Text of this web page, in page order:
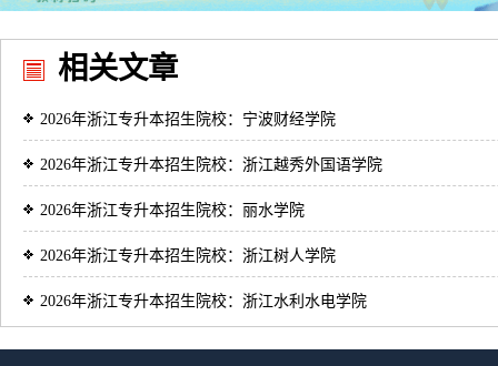
相关文章
2026年浙江专升本招生院校：宁波财经学院
2026年浙江专升本招生院校：浙江越秀外国语学院
2026年浙江专升本招生院校：丽水学院
2026年浙江专升本招生院校：浙江树人学院
2026年浙江专升本招生院校：浙江水利水电学院